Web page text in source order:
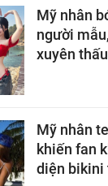
Mỹ nhân
người
xuyên
Mỹ nhân
khiến fan
diện bikini